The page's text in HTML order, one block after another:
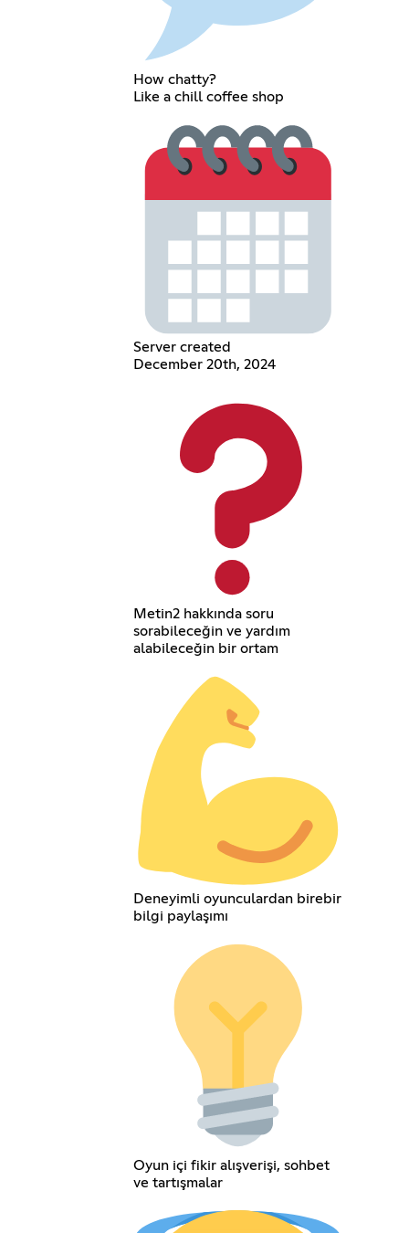
How chatty?
Like a chill coffee shop
Server created
December 20th, 2024
Metin2 hakkında soru
sorabileceğin ve yardım
alabileceğin bir ortam
Deneyimli oyunculardan birebir
bilgi paylaşımı
Oyun içi fikir alışverişi, sohbet
ve tartışmalar